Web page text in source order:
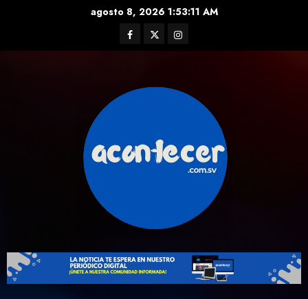
agosto 8, 2026 1:53:12 AM
Facebook
TwitterInstagram